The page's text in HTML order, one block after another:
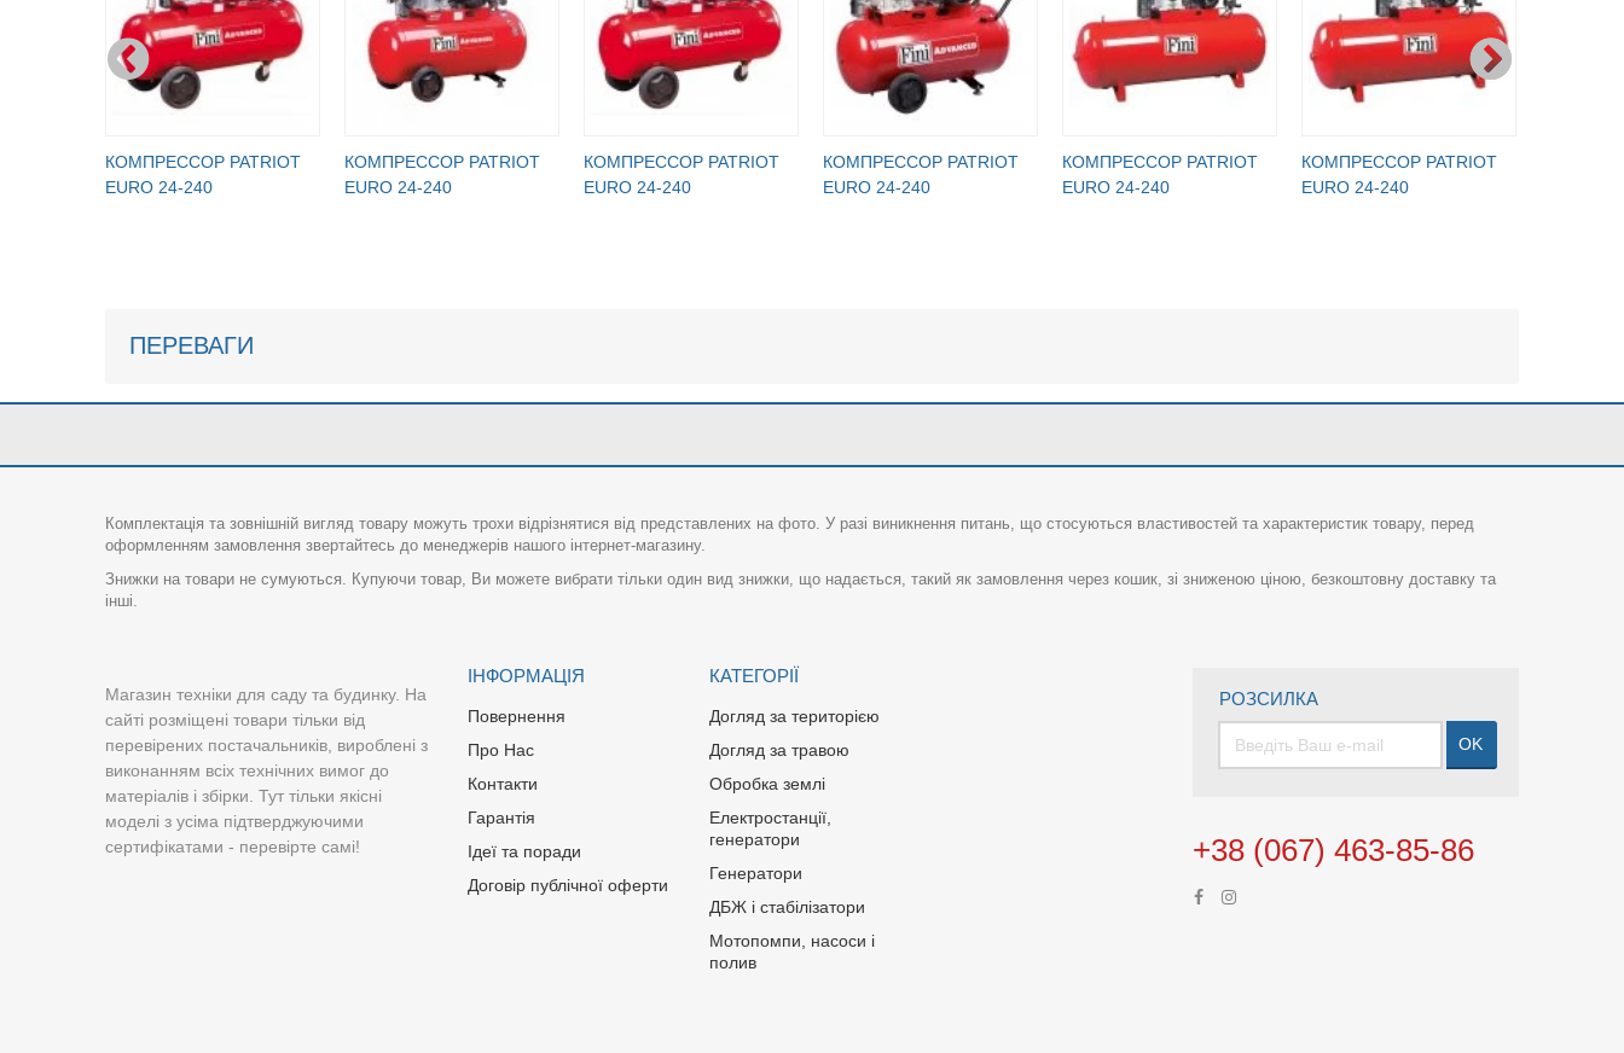
КОМПРЕССОР PATRIOT
EURO 24-240
КОМПРЕССОР PATRIOT
EURO 24-240
КОМПРЕССОР PATRIOT
EURO 24-240
КОМПРЕССОР PATRIOT
EURO 24-240
КОМПРЕССОР PATRIOT
EURO 24-240
КОМПРЕССОР PATRIOT
EURO 24-240
ПЕРЕВАГИ
Комплектація та зовнішній вигляд товару можуть трохи відрізнятися від представлених на фото. У разі виникнення питань, що стосуються властивостей та характеристик товару, перед
оформленням замовлення звертайтесь до менеджерів нашого інтернет-магазину.
Знижки на товари не сумуються. Купуючи товар, Ви можете вибрати тільки один вид знижки, що надається, такий як замовлення через кошик, зі зниженою ціною, безкоштовну доставку та
інші.
Магазин техніки для саду та будинку. На
сайті розміщені товари тільки від
перевірених постачальників, вироблені з
виконанням всіх технічних вимог до
матеріалів і збірки. Тут тільки якісні
моделі з усіма підтверджуючими
сертифікатами - перевірте самі!
ІНФОРМАЦІЯ
Повернення
Про Нас
Контакти
Гарантія
Ідеї та поради
Договір публічної оферти
КАТЕГОРІЇ
Догляд за територією
Догляд за травою
Обробка землі
Електростанції,
генератори
Генератори
ДБЖ і стабілізатори
Мотопомпи, насоси і
полив
РОЗСИЛКА
OK
+38 (067) 463-85-86